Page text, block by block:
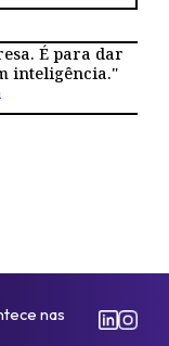
É para dar
inteligência."
nas